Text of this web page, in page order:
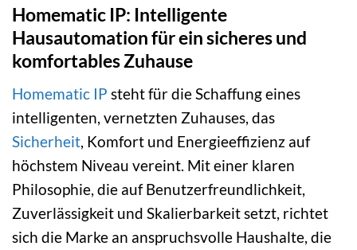
Homematic IP: Intelligente
Hausautomation für ein sicheres und
komfortables Zuhause
Homematic IP steht für die Schaffung eines
intelligenten, vernetzten Zuhauses, das
Sicherheit, Komfort und Energieeffizienz auf
höchstem Niveau vereint. Mit einer klaren
Philosophie, die auf Benutzerfreundlichkeit,
Zuverlässigkeit und Skalierbarkeit setzt, richtet
sich die Marke an anspruchsvolle Haushalte, die